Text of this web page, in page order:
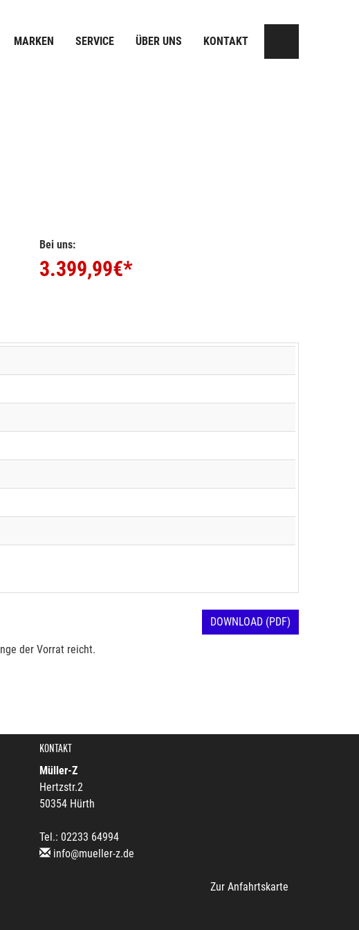
MARKEN SERVICE ÜBER UNS KONTAKT
Bei uns:
3.399,99€*
DOWNLOAD (PDF)
der Vorrat reicht.
KONTAKT
Müller-Z
Hertzstr.2
50354 Hürth
Tel.: 02233 64994
info@mueller-z.de
Zur Anfahrtskarte